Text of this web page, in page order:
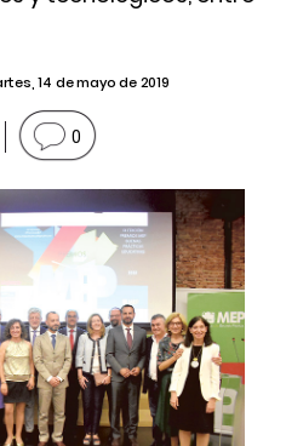
14 de mayo de 2019
0